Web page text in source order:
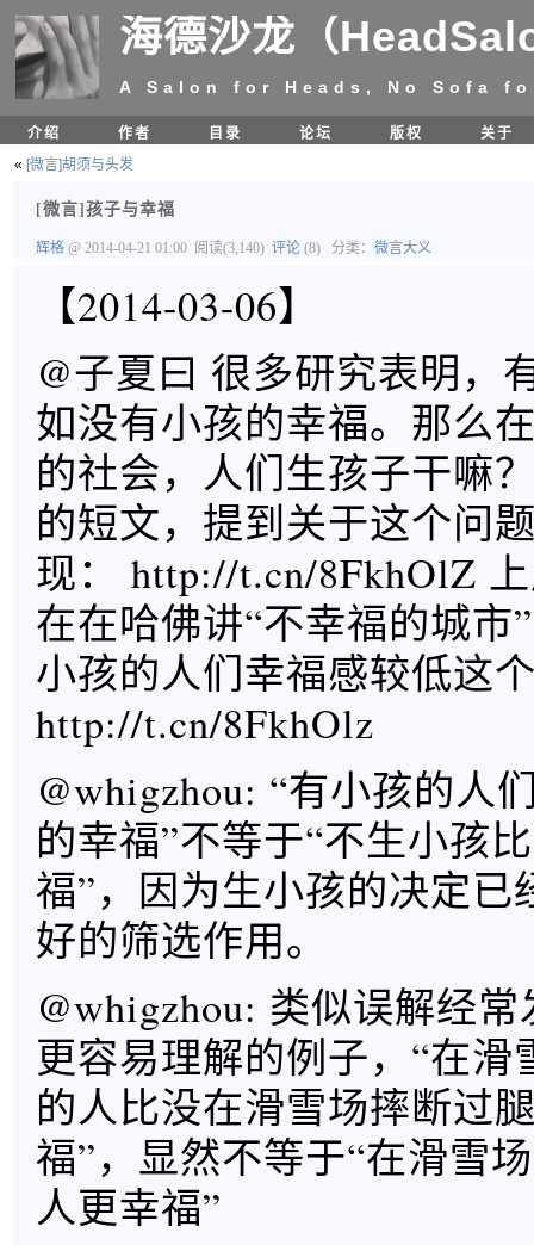
海德沙龙（
A Salon for Heads, No Sofa
介绍 作者 目录 论坛 版权
关于
« [微言]胡须与头发
[微言]孩子与幸福
辉格 @ 2014-04-21 01:00 阅读(3,140) 评论 (8) 分类： 微言大义
【2014-03-06】
@子夏曰 很多研究表明，
如没有小孩的幸福。那么
的社会，人们生孩子干嘛
的短文，提到关于这个问
现： http://t.cn/8FkhOlZ
在在哈佛讲“不幸福的城市
小孩的人们幸福感较低这
http://t.cn/8FkhOlz
@whigzhou: “有小孩的人
的幸福”不等于“不生小孩
福”，因为生小孩的决定已
好的筛选作用。
@whigzhou: 类似误解经
更容易理解的例子，“在滑
的人比没在滑雪场摔断过
福”，显然不等于“在滑雪
人更幸福”